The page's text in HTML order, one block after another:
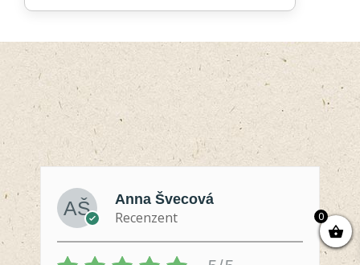
Hodnocení
Anna Švecová
Recenzent 0